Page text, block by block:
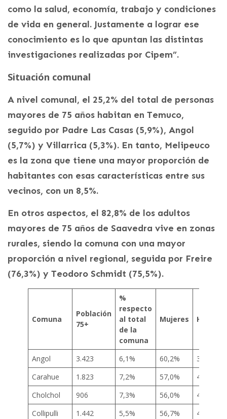
como la salud, economía, trabajo y condiciones
de vida en general. Justamente a lograr ese
conocimiento es lo que apuntan las distintas
investigaciones realizadas por Cipem”.
Situación comunal
A nivel comunal, el 25,2% del total de personas
mayores de 75 años habitan en Temuco,
seguido por Padre Las Casas (5,9%), Angol
(5,7%) y Villarrica (5,3%). En tanto, Melipeuco
es la zona que tiene una mayor proporción de
habitantes con esas características entre sus
vecinos, con un 8,5%.
En otros aspectos, el 82,8% de los adultos
mayores de 75 años de Saavedra vive en zonas
rurales, siendo la comuna con una mayor
proporción a nivel regional, seguida por Freire
(76,3%) y Teodoro Schmidt (75,5%).
Comuna
Población
75+
%
respecto
al total
de la
comuna
Mujeres
Angol 3.423 6,1% 60,2%
39,8%
Carahue
1.823 7,2% 57,0%
43,0%
Cholchol
906 7,3% 56,0%
44,0%
Collipulli
1.442 5,5% 56,7% 43,3%